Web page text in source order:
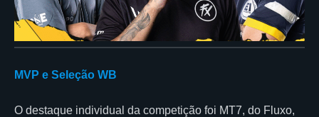
MVP e Seleção WB
O destaque individual da competição foi MT7, do Fluxo,